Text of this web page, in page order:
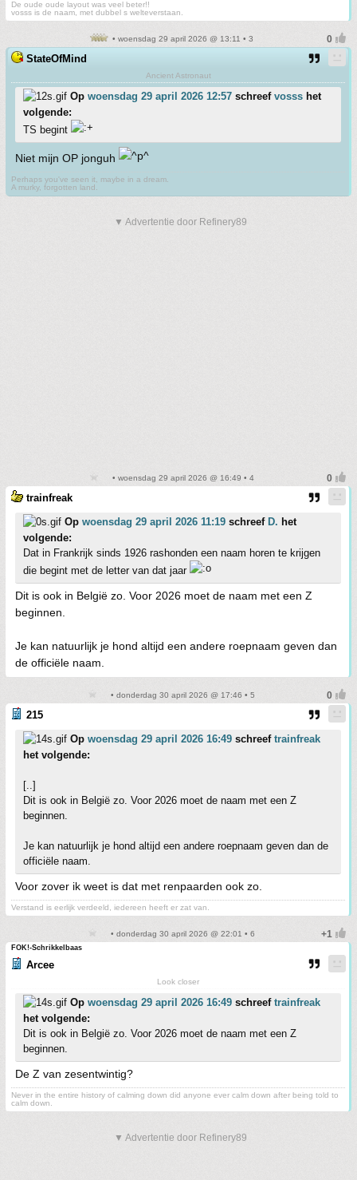
De oude oude layout was veel beter!!
vosss is de naam, met dubbel s welteverstaan.
• woensdag 29 april 2026 @ 13:11 • 3
StateOfMind
Ancient Astronaut
Op woensdag 29 april 2026 12:57 schreef vosss het
volgende:
TS begint
Niet mijn OP jonguh
Perhaps you've seen it, maybe in a dream.
A murky, forgotten land.
▼ Advertentie door Refinery89
• woensdag 29 april 2026 @ 16:49 • 4
trainfreak
Op woensdag 29 april 2026 11:19 schreef D. het
volgende:
Dat in Frankrijk sinds 1926 rashonden een naam horen te krijgen
die begint met de letter van dat jaar
Dit is ook in België zo. Voor 2026 moet de naam met een Z
beginnen.
Je kan natuurlijk je hond altijd een andere roepnaam geven dan
de officiële naam.
• donderdag 30 april 2026 @ 17:46 • 5
215
Op woensdag 29 april 2026 16:49 schreef trainfreak
het volgende:
[..]
Dit is ook in België zo. Voor 2026 moet de naam met een Z
beginnen.
Je kan natuurlijk je hond altijd een andere roepnaam geven dan de
officiële naam.
Voor zover ik weet is dat met renpaarden ook zo.
Verstand is eerlijk verdeeld, iedereen heeft er zat van.
• donderdag 30 april 2026 @ 22:01 • 6
FOK!-Schrikkelbaas
Arcee
Look closer
Op woensdag 29 april 2026 16:49 schreef trainfreak
het volgende:
Dit is ook in België zo. Voor 2026 moet de naam met een Z
beginnen.
De Z van zesentwintig?
Never in the entire history of calming down did anyone ever calm down after being told to
calm down.
▼ Advertentie door Refinery89